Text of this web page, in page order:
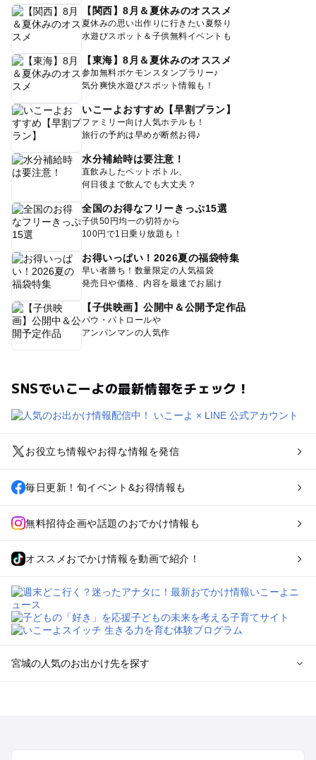
【関西】8月＆夏休みのオススメ
夏休みの思い出作りに行きたい夏祭り
水遊びスポット＆子供無料イベントも
【東海】8月＆夏休みのオススメ
参加無料ポケモンスタンプラリー♪
気分爽快水遊びスポット情報も！
いこーよおすすめ【早割プラン】
ファミリー向け人気ホテルも！
旅行の予約は早めが断然お得♪
水分補給時は要注意！
直飲みしたペットボトル、
何日後まで飲んでも大丈夫？
全国のお得なフリーきっぷ15選
子供50円均一の切符から
100円で1日乗り放題も！
お得いっぱい！2026夏の福袋特集
早い者勝ち！数量限定の人気福袋
発売日や価格、内容を最速でお届け
【子供映画】公開中＆公開予定作品
パウ・パトロールや
アンパンマンの人気作
SNSでいこーよの最新情報をチェック！
お役立ち情報やお得な情報を発信
毎日更新！旬イベント&お得情報も
無料招待企画や話題のおでかけ情報も
オススメおでかけ情報を動画で紹介！
宮城の人気のお出かけ先を探す